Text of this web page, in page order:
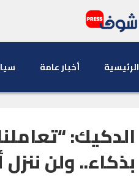
الرئيسية أخبار عامة
الدكيك:
بذكاء.. ولن ننزل